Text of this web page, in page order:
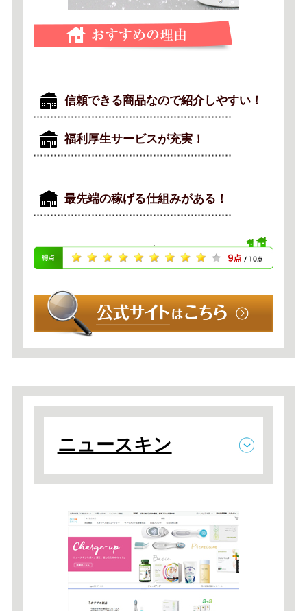
信頼できる商品なので紹介しやすい！
福利厚生サービスが充実！
最先端の稼げる仕組みがある！
ニュースキン